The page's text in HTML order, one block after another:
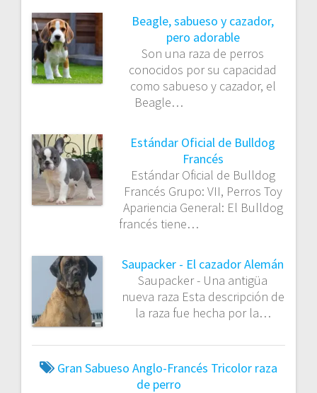
Beagle, sabueso y cazador,
pero adorable
Son una raza de perros
conocidos por su capacidad
como sabueso y cazador, el
Beagle…
Estándar Oficial de Bulldog
Francés
Estándar Oficial de Bulldog
Francés Grupo: VII, Perros Toy
Apariencia General: El Bulldog
francés tiene…
Saupacker - El cazador Alemán
Saupacker - Una antigüa
nueva raza Esta descripción de
la raza fue hecha por la…
Gran Sabueso Anglo-Francés Tricolor raza
de perro